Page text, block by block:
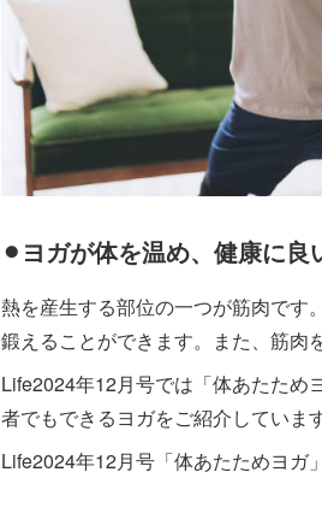
⚫︎ヨガが体を温め、健康に良
熱を産生する部位の一つが筋肉です
鍛えることができます。また、筋肉
Life2024年12月号では「体あたため
者でもできるヨガをご紹介しています
Life2024年12月号「体あたためヨガ